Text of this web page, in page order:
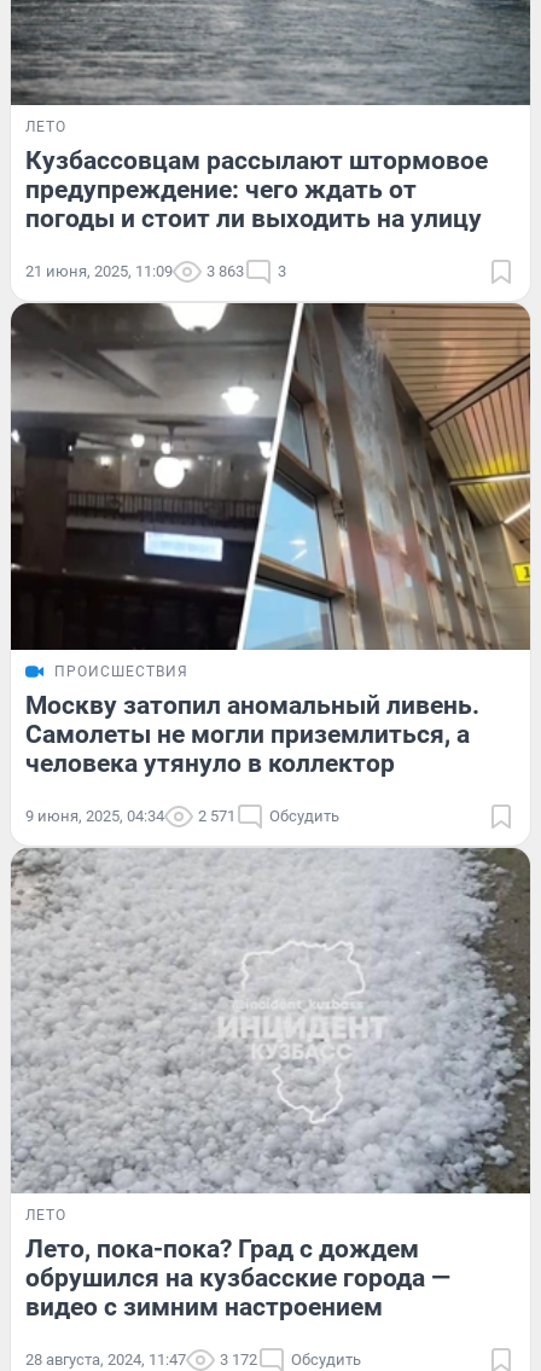
ЛЕТО
Кузбассовцам рассылают штормовое
предупреждение: чего ждать от
погоды и стоит ли выходить на улицу
21 июня, 2025, 11:09 3 863 3
ПРОИСШЕСТВИЯ
Москву затопил аномальный ливень.
Самолеты не могли приземлиться, а
человека утянуло в коллектор
9 июня, 2025, 04:34 2 571 Обсудить
ЛЕТО
Лето, пока-пока? Град с дождем
обрушился на кузбасские города —
видео с зимним настроением
28 августа, 2024, 11:47 3 172 Обсудить